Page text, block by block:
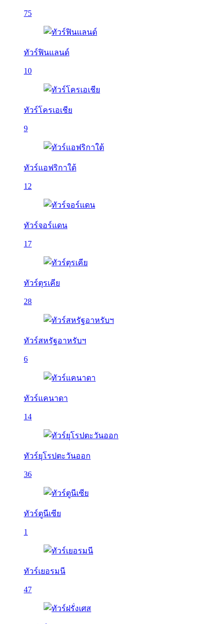
75
ทัวร์ฟินแลนด์
10
ทัวร์โครเอเชีย
9
ทัวร์แอฟริกาใต้
12
ทัวร์จอร์แดน
17
ทัวร์ตุรเคีย
28
ทัวร์สหรัฐอาหรับฯ
6
ทัวร์แคนาดา
14
ทัวร์ยุโรปตะวันออก
36
ทัวร์ตูนีเซีย
1
ทัวร์เยอรมนี
47